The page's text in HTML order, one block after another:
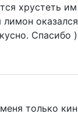
хрустеть
Спасибо )
только